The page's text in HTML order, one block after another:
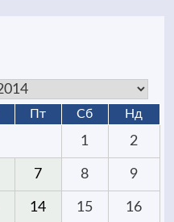
Пт Сб Нд
1 2
7 8 9
14 15 16